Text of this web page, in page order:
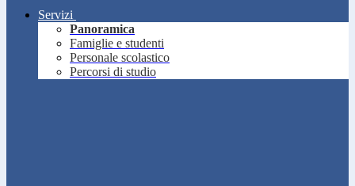
Servizi
Panoramica
Famiglie e studenti
Personale scolastico
Percorsi di studio